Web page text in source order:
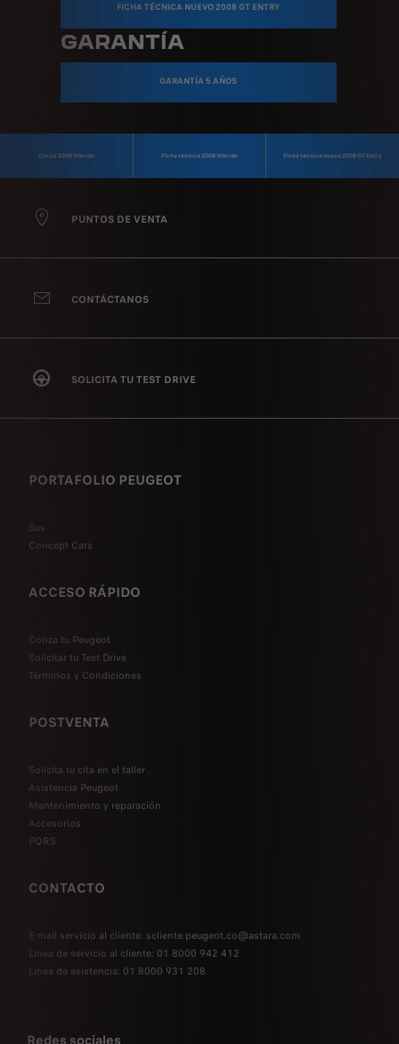
FICHA TÉCNICA NUEVO 2008 GT ENTRY
GARANTÍA
GARANTÍA 5 AÑOS
Cotiza 2008 Híbrido Ficha técnica 2008 Híbrido Ficha técnica nuevo 2008 GT Entry
PUNTOS DE VENTA
CONTÁCTANOS
SOLICITA TU TEST DRIVE
PORTAFOLIO PEUGEOT
Suv
Concept Cars
ACCESO RÁPIDO
Cotiza tu Peugeot
Solicitar tu Test Drive
Términos y Condiciones
POSTVENTA
Solicita tu cita en el taller
Asistencia Peugeot
Mantenimiento y reparación
Accesorios
PQRS
CONTACTO
E-mail servicio al cliente: scliente.peugeot.co@astara.com
Línea de servicio al cliente: 01 8000 942 412
Línea de asistencia: 01 8000 931 208